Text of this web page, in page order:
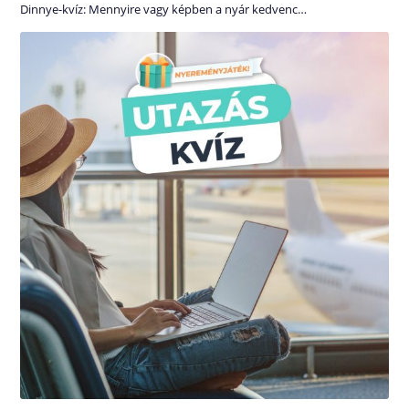
Dinnye-kvíz: Mennyire vagy képben a nyár kedvenc…